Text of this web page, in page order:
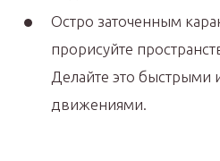
Остро заточенным
прорисуйте
Делайте это быстрыми
движениями.